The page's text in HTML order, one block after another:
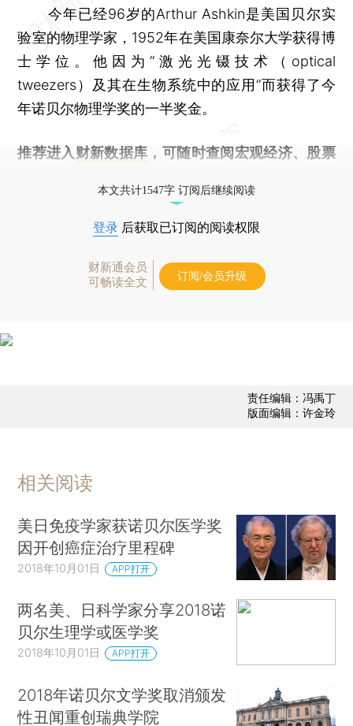
今年已经96岁的Arthur Ashkin是美国贝尔实
验室的物理学家，1952年在美国康奈尔大学获得博
士学位。他因为“激光光镊技术（optical
tweezers）及其在生物系统中的应用”而获得了今
年诺贝尔物理学奖的一半奖金。
推荐进入 财新数据库 ，可随时查阅宏观经济、股票
本文共计1547字 订阅后继续阅读
登录 后获取已订阅的阅读权限
财新通会员
可畅读全文
订阅/会员升级
责任编辑：冯禹丁
版面编辑：许金玲
相关阅读
美日免疫学家获诺贝尔医学奖
因开创癌症治疗里程碑
2018年10月01日 APP打开
两名美、日科学家分享2018诺
贝尔生理学或医学奖
2018年10月01日 APP打开
2018年诺贝尔文学奖取消颁发
性丑闻重创瑞典学院